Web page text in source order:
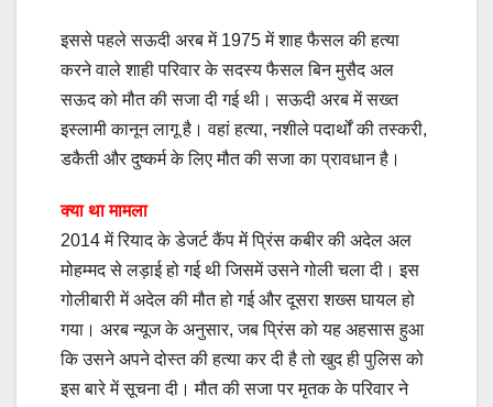
इससे पहले सऊदी अरब में 1975 में शाह फैसल की हत्या
करने वाले शाही परिवार के सदस्य फैसल बिन मुसैद अल
सऊद को मौत की सजा दी गई थी। सऊदी अरब में सख्त
इस्लामी कानून लागू है। वहां हत्या, नशीले पदार्थों की तस्करी,
डकैती और दुष्कर्म के लिए मौत की सजा का प्रावधान है।
क्या था मामला
2014 में रियाद के डेजर्ट कैंप में प्रिंस कबीर की अदेल अल
मोहम्मद से लड़ाई हो गई थी जिसमें उसने गोली चला दी। इस
गोलीबारी में अदेल की मौत हो गई और दूसरा शख्स घायल हो
गया। अरब न्यूज के अनुसार, जब प्रिंस को यह अहसास हुआ
कि उसने अपने दोस्त की हत्या कर दी है तो खुद ही पुलिस को
इस बारे में सूचना दी। मौत की सजा पर मृतक के परिवार ने